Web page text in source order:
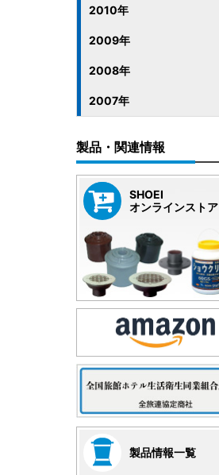
2010年
2009年
2008年
2007年
製品・関連情報
SHOEI
オンラインストア
製品情報一覧